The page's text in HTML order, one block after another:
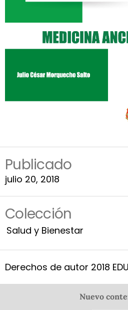
Publicado
julio 20, 2018
Colección
Salud y Bienestar
Derechos de autor 2018
Nuevo